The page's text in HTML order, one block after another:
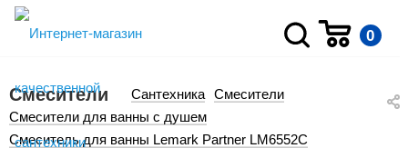
0
Смесители Сантехника Смесители
Смесители для ванны с душем
Смеситель для ванны Lemark Partner LM6552C